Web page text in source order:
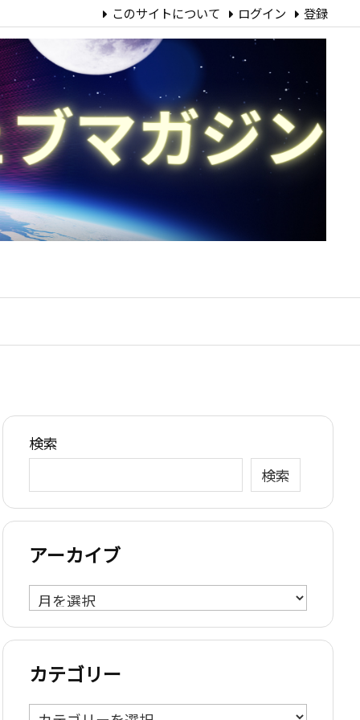
このサイトについて ログイン 登録
検索
検索
アーカイブ
ア
ー
カ
ブ
カテゴリー
カ